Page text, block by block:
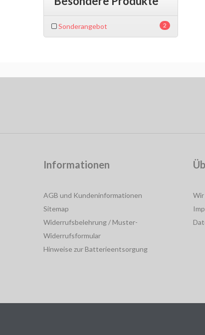
2
Sonderangebot
Informationen
AGB und Kundeninformationen
Sitemap
Widerrufsbelehrung / Muster-
Widerrufsformular
Hinweise zur Batterieentsorgung
Wir